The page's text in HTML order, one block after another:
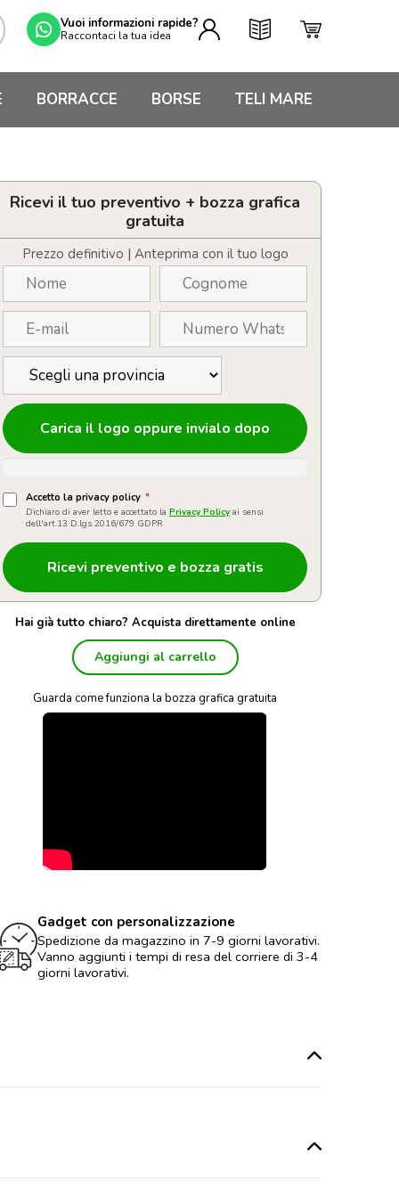
Vuoi informazioni rapide?
Raccontaci la tua idea
BORRACCE BORSE TELI MARE
Ricevi il tuo preventivo + bozza grafica
gratuita
Prezzo definitivo | Anteprima con il tuo logo
Carica il logo oppure invialo dopo
Accetto la privacy policy *
Dichiaro di aver letto e accettato la Privacy Policy ai sensi
dell'art.13 D.lgs 2016/679 GDPR
Hai già tutto chiaro? Acquista direttamente online
Aggiungi al carrello
Guarda come funziona la bozza grafica gratuita
Gadget con personalizzazione
Spedizione da magazzino in 7-9 giorni lavorativi.
Vanno aggiunti i tempi di resa del corriere di 3-4
giorni lavorativi.